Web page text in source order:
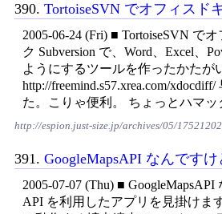
390. TortoiseSVN でオフィスド
2005-06-24 (Fri) ■ TortoiseSVN で
ク Subversion で、Word、Excel、
ようにするツールを作ったかたが
http://freemind.s57.xrea.com/
た。こりゃ便利。 ちょっとハマ
http://espion.just-size.jp/archives/05/
391. GoogleMapsAPI なんですけ
2005-07-07 (Thu) ■
API を利用したアプリを見掛けま